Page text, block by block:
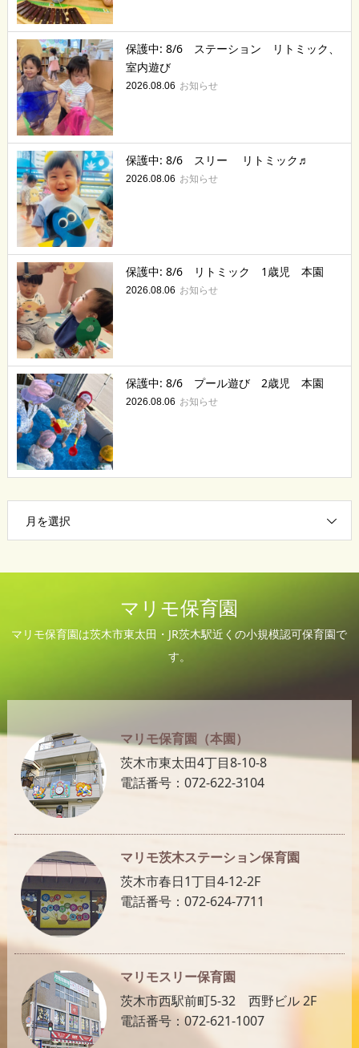
保護中: 8/6 ステーション リトミック、
室内遊び
2026.08.06 お知らせ
保護中: 8/6 スリー リトミック♬
2026.08.06 お知らせ
保護中: 8/6 リトミック 1歳児 本園
2026.08.06 お知らせ
保護中: 8/6 プール遊び 2歳児 本園
2026.08.06 お知らせ
月を選択
マリモ保育園
マリモ保育園は茨木市東太田・JR茨木駅近くの小規模認可保育園で
す。
マリモ保育園（本園）
茨木市東太田4丁目8-10-8
電話番号：072-622-3104
マリモ茨木ステーション保育園
茨木市春日1丁目4-12-2F
電話番号：072-624-7711
マリモスリー保育園
茨木市西駅前町5-32 西野ビル 2F
電話番号：072-621-1007